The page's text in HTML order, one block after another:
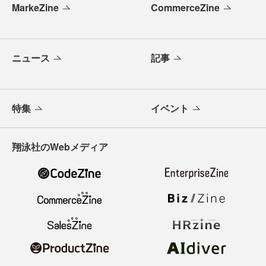
MarkeZine CommerceZine
ニュース 記事
特集 イベント
翔泳社のWebメディア